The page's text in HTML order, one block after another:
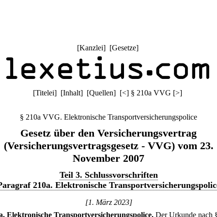
[Kanzlei] [Gesetze]
[Titelei] [Inhalt] [Quellen] [<] § 210a VVG [>]
§ 210a VVG. Elektronische Transportversicherungspolice
Gesetz über den Versicherungsvertrag
(Versicherungsvertragsgesetz - VVG) vom 23.
November 2007
Teil 3. Schlussvorschriften
210a. Elektronische
[1. März 2023]
. Elektronische Transportversicherungspolice. Der Urkunde nach